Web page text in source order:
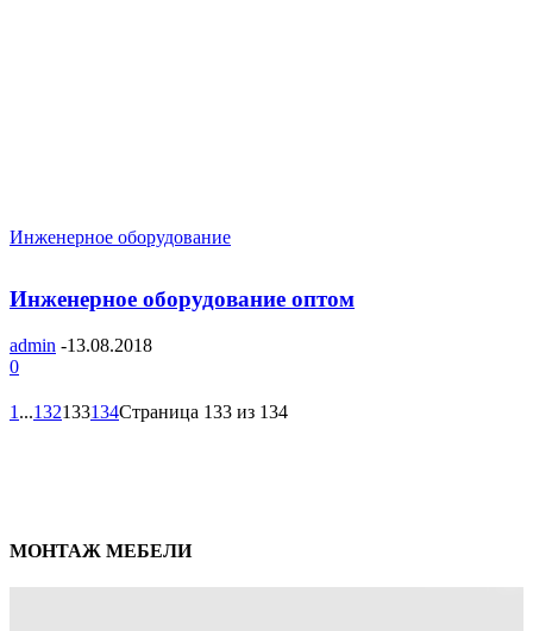
Инженерное оборудование
Инженерное оборудование оптом
admin -13.08.2018
0
1 ...132133134Страница 133 из 134
МОНТАЖ МЕБЕЛИ